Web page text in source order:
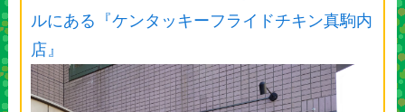
ルにある『ケンタッキーフライドチキン真駒内
店』